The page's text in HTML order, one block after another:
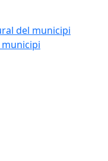
del municipi